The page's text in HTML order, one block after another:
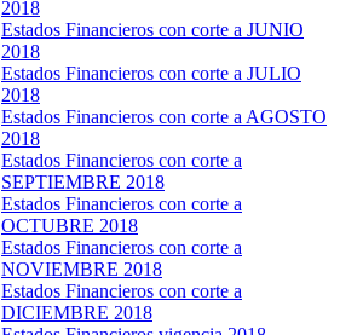
2018
Estados Financieros con corte a JUNIO
2018
Estados Financieros con corte a JULIO
2018
Estados Financieros con corte a AGOSTO
2018
Estados Financieros con corte a
SEPTIEMBRE 2018
Estados Financieros con corte a
OCTUBRE 2018
Estados Financieros con corte a
NOVIEMBRE 2018
Estados Financieros con corte a
DICIEMBRE 2018